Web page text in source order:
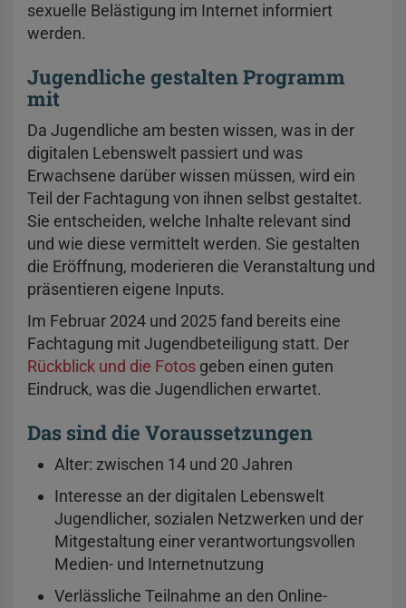
sexuelle Belästigung im Internet informiert
werden.
Jugendliche gestalten Programm
mit
Da Jugendliche am besten wissen, was in der
digitalen Lebenswelt passiert und was
Erwachsene darüber wissen müssen, wird ein
Teil der Fachtagung von ihnen selbst gestaltet.
Sie entscheiden, welche Inhalte relevant sind
und wie diese vermittelt werden. Sie gestalten
die Eröffnung, moderieren die Veranstaltung und
präsentieren eigene Inputs.
Im Februar 2024 und 2025 fand bereits eine
Fachtagung mit Jugendbeteiligung statt. Der
Rückblick und die Fotos geben einen guten
Eindruck, was die Jugendlichen erwartet.
Das sind die Voraussetzungen
Alter: zwischen 14 und 20 Jahren
Interesse an der digitalen Lebenswelt
Jugendlicher, sozialen Netzwerken und der
Mitgestaltung einer verantwortungsvollen
Medien- und Internetnutzung
Verlässliche Teilnahme an den Online-